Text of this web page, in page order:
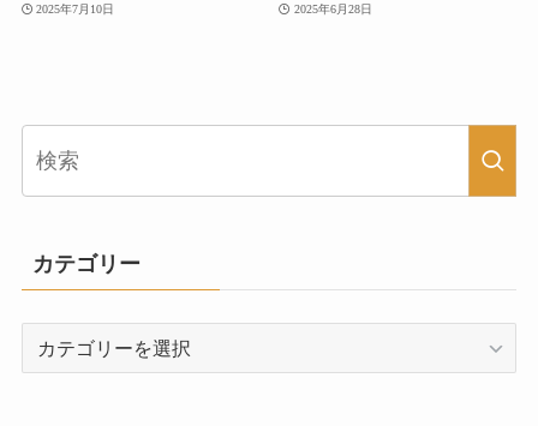
2025年7月10日 2025年6月28日
カテゴリー